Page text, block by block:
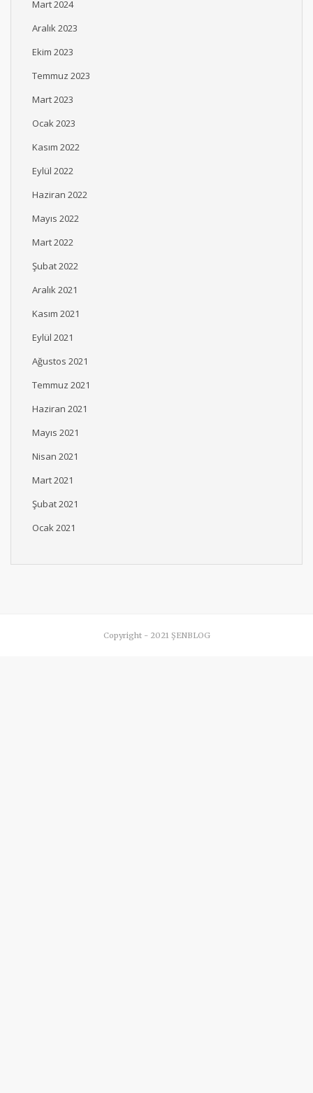
Mart 2024
Aralık 2023
Ekim 2023
Temmuz 2023
Mart 2023
Ocak 2023
Kasım 2022
Eylül 2022
Haziran 2022
Mayıs 2022
Mart 2022
Şubat 2022
Aralık 2021
Kasım 2021
Eylül 2021
Ağustos 2021
Temmuz 2021
Haziran 2021
Mayıs 2021
Nisan 2021
Mart 2021
Şubat 2021
Ocak 2021
Copyright - 2021 ŞENBLOG